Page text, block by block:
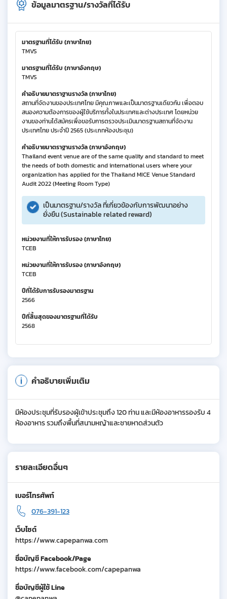
ข้อมูลมาตรฐาน/รางวัลที่ได้รับ
มาตรฐานที่ได้รับ (ภาษาไทย)
TMVS
มาตรฐานที่ได้รับ (ภาษาอังกฤษ)
TMVS
คำอธิบายมาตราฐานรางวัล (ภาษาไทย)
สถานที่จัดงานของประเทศไทย มีคุณภาพและเป็นมาตรฐานเดียวกัน เพื่อตอบ
สนองความต้องการของผู้ใช้บริการทั้งในประเทศและต่างประเทศ โดยหน่วย
งานของท่านได้สมัครเพื่อขอรับการตรวจประเมินมาตรฐานสถานที่จัดงาน
ประเทศไทย ประจำปี 2565 (ประเภทห้องประชุม)
คำอธิบายมาตราฐานรางวัล (ภาษาอังกฤษ)
Thailand event venue are of the same quality and standard to meet
the needs of both domestic and international users where your
organization has applied for the Thailand MICE Venue Standard
Audit 2022 (Meeting Room Type)
เป็นมาตรฐาน/รางวัล ที่เกี่ยวข้องกับการพัฒนาอย่าง
ยั่งยืน (Sustainable related reward)
หน่วยงานที่ให้การรับรอง (ภาษาไทย)
TCEB
หน่วยงานที่ให้การรับรอง (ภาษาอังกฤษ)
TCEB
ปีที่ได้รับการรับรองมาตรฐาน
2566
ปีที่สิ้นสุดของมาตรฐานที่ได้รับ
2568
คำอธิบายเพิ่มเติม
มีห้องประชุมที่รับรองผู้เข้าประชุมถึง 120 ท่าน และมีห้องอาหารรองรับ 4
ห้องอาหาร รวมถึงพื้นที่สนามหญ้าและชายหาดส่วนตัว
รายละเอียดอื่นๆ
เบอร์โทรศัพท์
076-391-123
เว็บไซต์
https://www.capepanwa.com
ชื่อบัญชี Facebook/Page
https://www.facebook.com/capepanwa
ชื่อบัญชีผู้ใช้ Line